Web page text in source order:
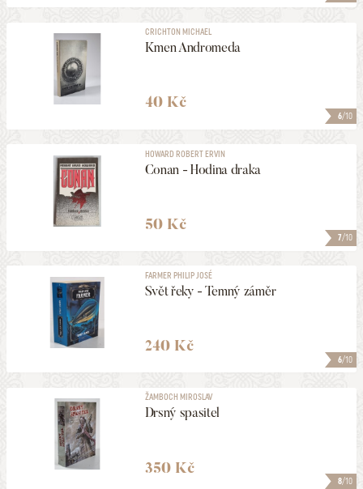
6/10
CRICHTON MICHAEL
Kmen Andromeda
40 Kč
7/10
HOWARD ROBERT ERVIN
Conan - Hodina draka
50 Kč
6/10
FARMER PHILIP JOSÉ
Svět řeky - Temný záměr
240 Kč
8/10
ŽAMBOCH MIROSLAV
Drsný spasitel
350 Kč